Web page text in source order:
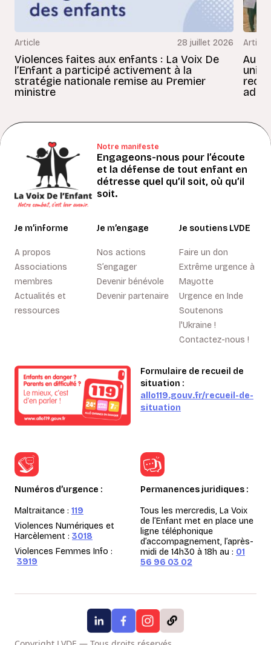
Article 28 juillet 2026
Violences faites aux enfants : La Voix De
l’Enfant a participé activement à la
stratégie nationale remise au Premier
ministre
Article
Au
Notre manifeste
Engageons-nous pour l’écoute
et la défense de tout enfant en
détresse quel qu’il soit, où qu’il
soit.
Je m’informe
A propos
Associations
membres
Actualités et
ressources
Je m’engage
Nos actions
S’engager
Devenir bénévole
Devenir partenaire
Je soutiens LVDE
Faire un don
Extrême urgence à
Mayotte
Urgence en Inde
Soutenons
l'Ukraine !
Contactez-nous !
Formulaire de recueil de
situation :
allo119.gouv.fr/recueil-de-
situation
Numéros d’urgence :
Maltraitance : 119
Violences Numériques et
Harcèlement : 3018
Violences Femmes Info :
3919
Permanences juridiques :
Tous les mercredis, La Voix
de l’Enfant met en place une
ligne téléphonique
d’accompagnement, l’après-
midi de 14h30 à 18h au : 01
56 96 03 02